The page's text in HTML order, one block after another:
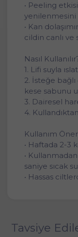
• Peeling
yenilenmesini
• Kan
cildin canlı ve
Nasıl
1. Lifi suyla
2. İsteğe
kese sabunu
3. Dairesel
4.
Kullanım
• Haftada 2-3
•
saniye sıcak
• Hassas
Tavsiye